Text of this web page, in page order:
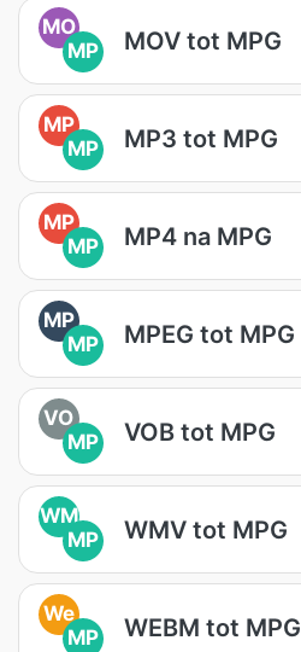
MO
MP
MOV tot MPG
MP
MP
MP3 tot MPG
MP
MP
MP4 na MPG
MP
MP
MPEG tot MPG
VO
MP
VOB tot MPG
WM
MP
WMV tot MPG
We
MP
WEBM tot MPG